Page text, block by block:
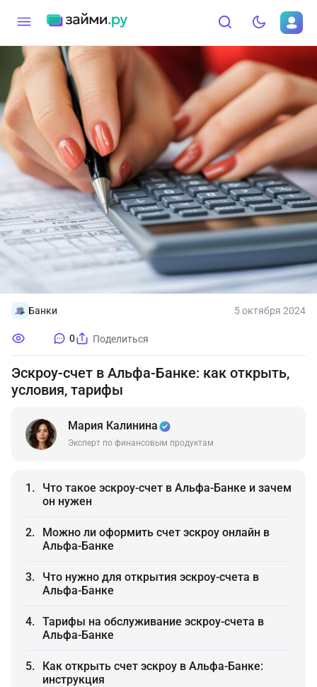
Банки 5 октября 2024
0 Поделиться
Эскроу-счет в Альфа-Банке: как открыть,
условия, тарифы
Мария Калинина
Эксперт по финансовым продуктам
Что такое эскроу-счет в Альфа-Банке и зачем
он нужен
Можно ли оформить счет эскроу онлайн в
Альфа-Банке
Что нужно для открытия эскроу-счета в
Альфа-Банке
Тарифы на обслуживание эскроу-счета в
Альфа-Банке
Как открыть счет эскроу в Альфа-Банке:
инструкция